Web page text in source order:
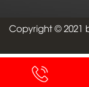
Copyright © 2021